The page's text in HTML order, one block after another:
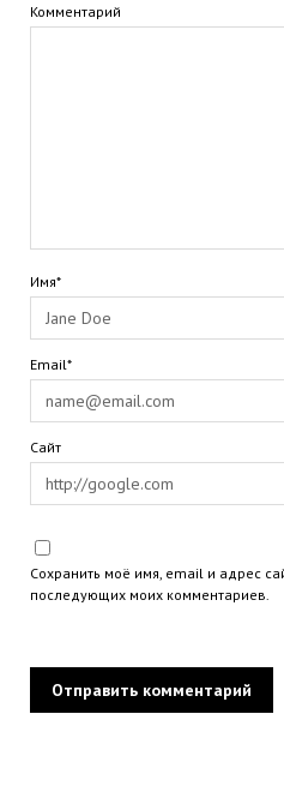
Комментарий
Имя*
Email*
Сайт
Сохранить моё имя, email и адрес
последующих моих комментариев.